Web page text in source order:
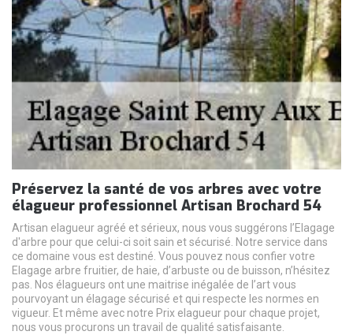
Préservez la santé de vos arbres avec votre
élagueur professionnel Artisan Brochard 54
Artisan elagueur agréé et sérieux, nous vous suggérons l’Elagage
d'arbre pour que celui-ci soit sain et sécurisé. Notre service dans
ce domaine vous est destiné. Vous pouvez nous confier votre
Elagage arbre fruitier, de haie, d’arbuste ou de buisson, n’hésitez
pas. Nos élagueurs ont une maitrise inégalée de l’art vous
pourvoyant un élagage sécurisé et qui respecte les normes en
vigueur. Et même avec notre Prix elagueur pour chaque projet,
nous vous procurons un travail de qualité satisfaisante.